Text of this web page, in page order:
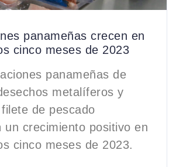
panameñas crecen en
cinco meses de 2023
panameñas de
metalíferos y
de pescado
un crecimiento positivo en
cinco meses de 2023.